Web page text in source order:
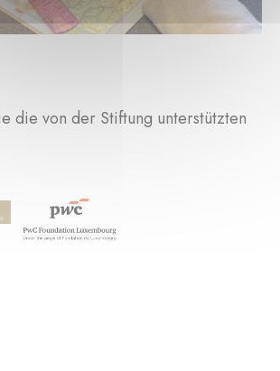
die von der Stiftung unterstützten